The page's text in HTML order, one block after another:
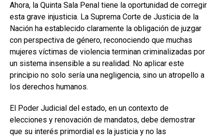
Ahora, la Quinta Sala Penal tiene la oportunidad de corregir
esta grave injusticia. La Suprema Corte de Justicia de la
Nación ha establecido claramente la obligación de juzgar
con perspectiva de género, reconociendo que muchas
mujeres víctimas de violencia terminan criminalizadas por
un sistema insensible a su realidad. No aplicar este
principio no solo sería una negligencia, sino un atropello a
los derechos humanos.
El Poder Judicial del estado, en un contexto de
elecciones y renovación de mandatos, debe demostrar
que su interés primordial es la justicia y no las